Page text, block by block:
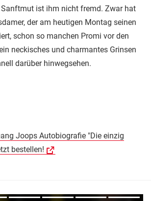
Sanftmut ist ihm nicht fremd. Zwar hat
der am heutigen Montag seinen
schon so manchen Promi vor den
neckisches und charmantes Grinsen
darüber hinwegsehen.
Joops Autobiografie "Die einzig
bestellen!